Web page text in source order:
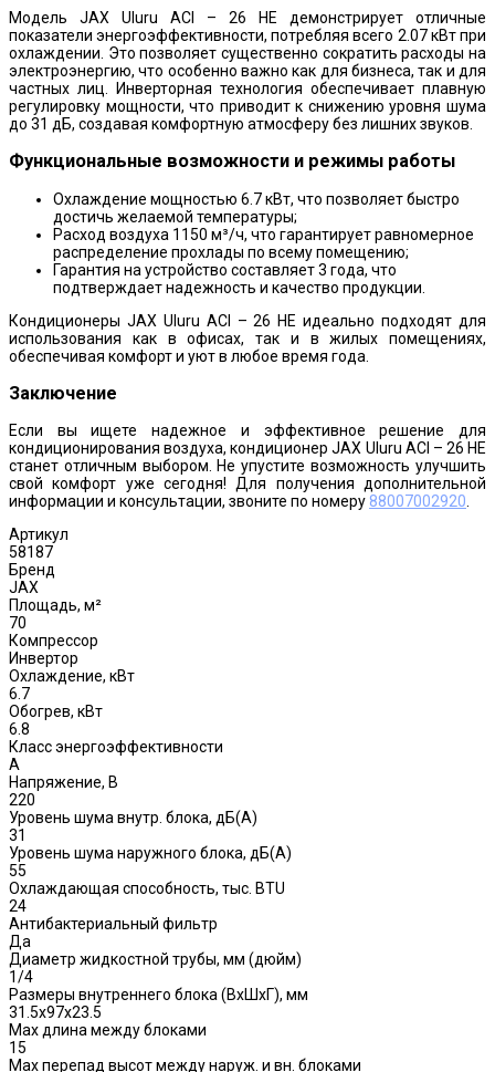
Модель JAX Uluru ACI – 26 HE демонстрирует отличные
показатели энергоэффективности, потребляя всего 2.07 кВт при
охлаждении. Это позволяет существенно сократить расходы на
электроэнергию, что особенно важно как для бизнеса, так и для
частных лиц. Инверторная технология обеспечивает плавную
регулировку мощности, что приводит к снижению уровня шума
до 31 дБ, создавая комфортную атмосферу без лишних звуков.
Функциональные возможности и режимы работы
Охлаждение мощностью 6.7 кВт, что позволяет быстро
достичь желаемой температуры;
Расход воздуха 1150 м³/ч, что гарантирует равномерное
распределение прохлады по всему помещению;
Гарантия на устройство составляет 3 года, что
подтверждает надежность и качество продукции.
Кондиционеры JAX Uluru ACI – 26 HE идеально подходят для
использования как в офисах, так и в жилых помещениях,
обеспечивая комфорт и уют в любое время года.
Заключение
Если вы ищете надежное и эффективное решение для
кондиционирования воздуха, кондиционер JAX Uluru ACI – 26 HE
станет отличным выбором. Не упустите возможность улучшить
свой комфорт уже сегодня! Для получения дополнительной
информации и консультации, звоните по номеру 88007002920.
Артикул
58187
Бренд
JAX
Площадь, м²
70
Компрессор
Инвертор
Охлаждение, кВт
6.7
Обогрев, кВт
6.8
Класс энергоэффективности
A
Напряжение, В
220
Уровень шума внутр. блока, дБ(А)
31
Уровень шума наружного блока, дБ(A)
55
Охлаждающая способность, тыс. BTU
24
Антибактериальный фильтр
Да
Диаметр жидкостной трубы, мм (дюйм)
1/4
Размеры внутреннего блока (ВхШхГ), мм
31.5х97х23.5
Max длина между блоками
15
Max перепад высот между наруж. и вн. блоками